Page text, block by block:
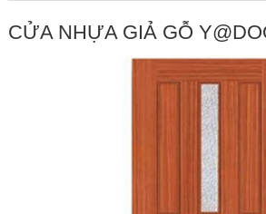
CỬA NHỰA GIẢ GỖ